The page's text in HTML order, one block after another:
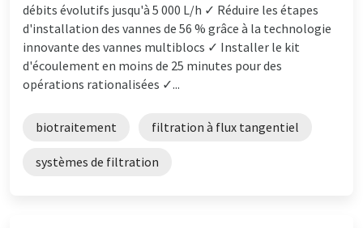
débits évolutifs jusqu'à 5 000 L/h ✓ Réduire les étapes
d'installation des vannes de 56 % grâce à la technologie
innovante des vannes multiblocs ✓ Installer le kit
d'écoulement en moins de 25 minutes pour des
opérations rationalisées ✓...
biotraitement filtration à flux tangentiel
systèmes de filtration